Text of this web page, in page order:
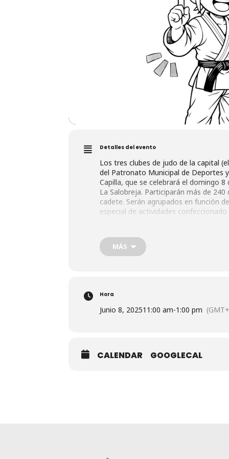
Detalles del evento
Los tres clubes de judo de la capital
del Patronato Municipal de Deportes
Capilla, que se celebrará el domingo
La Salobreja. Participarán más de
cadete. Serán agrupados en función
especial de actividades
MÁS
Hora
Junio 8, 202511:00 am-1:00 pm
CALENDAR GOOGLECAL